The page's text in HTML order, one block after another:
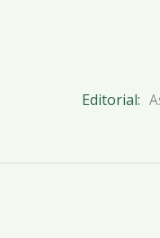
Editorial